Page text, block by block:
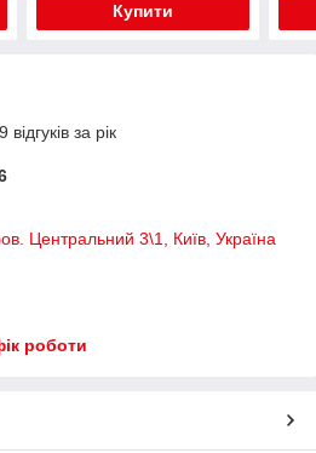
Купити
за рік
Центральний 3\1, Київ, Україна
роботи